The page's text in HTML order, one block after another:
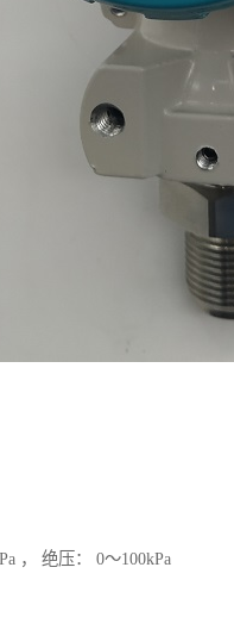
， 绝压： 0～100kPa